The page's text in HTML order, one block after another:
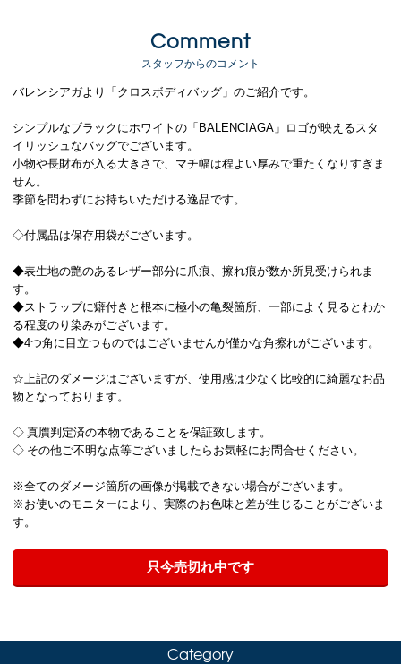
Comment
スタッフからのコメント
バレンシアガより「クロスボディバッグ」のご紹介です。
シンプルなブラックにホワイトの「BALENCIAGA」ロゴが映えるスタ
イリッシュなバッグでございます。
小物や長財布が入る大きさで、マチ幅は程よい厚みで重たくなりすぎま
せん。
季節を問わずにお持ちいただける逸品です。
◇付属品は保存用袋がございます。
◆表生地の艶のあるレザー部分に爪痕、擦れ痕が数か所見受けられま
す。
◆ストラップに癖付きと根本に極小の亀裂箇所、一部によく見るとわか
る程度のり染みがございます。
◆4つ角に目立つものではございませんが僅かな角擦れがございます。
☆上記のダメージはございますが、使用感は少なく比較的に綺麗なお品
物となっております。
◇ 真贋判定済の本物であることを保証致します。
◇ その他ご不明な点等ございましたらお気軽にお問合せください。
※全てのダメージ箇所の画像が掲載できない場合がございます。
※お使いのモニターにより、実際のお色味と差が生じることがございま
す。
只今売切れ中です
Category